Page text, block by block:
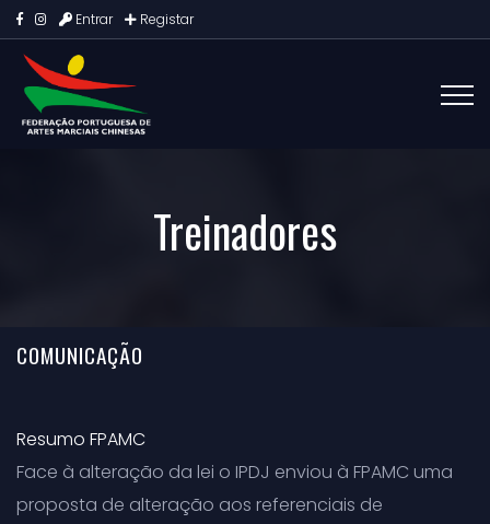
Entrar Registar
Treinadores
COMUNICAÇÃO
Resumo FPAMC
Face à alteração da lei o IPDJ enviou à FPAMC uma
proposta de alteração aos referenciais de